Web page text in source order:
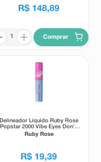
R$ 148,89
Comprar
Delineador Líquido Ruby Rose
Popstar 2000 Vibe Eyes Don' t
Lie Preto 5,5g
Ruby Rose
R$ 19,39